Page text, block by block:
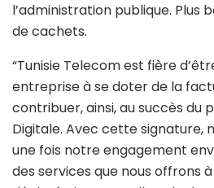
l’administration publique. Plus
de cachets.
“Tunisie Telecom est fière
entreprise à se doter de la
contribuer, ainsi, au succès du
Digitale. Avec cette signature,
une fois notre engagement
des services que nous offrons